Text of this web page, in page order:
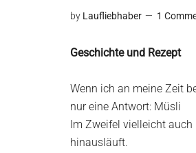
by Laufliebhaber 1
Geschichte und Rezept
Wenn ich an meine Zeit
nur eine Antwort: Müsli
Im Zweifel vielleicht
hinausläuft.